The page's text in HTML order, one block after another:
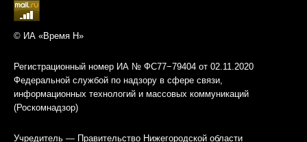
© ИА «Время Н»
Регистрационный номер ИА № ФС77−79404 от 02.11.2020
Федеральной службой по надзору в сфере связи,
информационных технологий и массовых коммуникаций
(Роскомнадзор)
Учредитель — Правительство Нижегородской области